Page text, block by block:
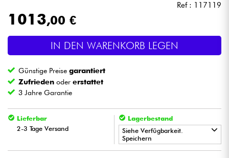
Licht
Drums
Blasinstrumente
Kinder
Ref : 117119
1013,00 €
IN DEN WARENKORB LEGEN
Günstige Preisegarantiert
Zufrieden odererstattet
3 Jahre Garantie
Lieferbar
2-3 Tage Versand
Lagerbestand
Siehe Verfügbarkeit.
Speichern